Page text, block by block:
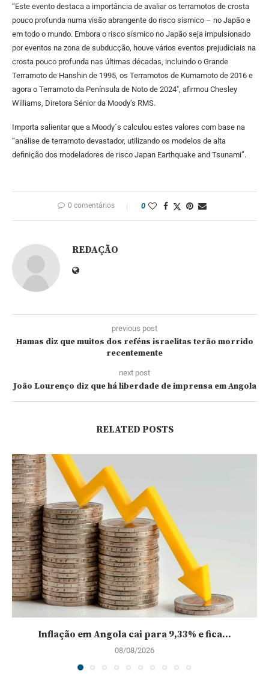
“Este evento destaca a importância de avaliar os terramotos de crosta
pouco profunda numa visão abrangente do risco sísmico – no Japão e
em todo o mundo. Embora o risco sísmico no Japão seja impulsionado
por eventos na zona de subducção, houve vários eventos prejudiciais na
crosta pouco profunda nas últimas décadas, incluindo o Grande
Terramoto de Hanshin de 1995, os Terramotos de Kumamoto de 2016 e
agora o Terramoto da Península de Noto de 2024″, afirmou Chesley
Williams, Diretora Sénior da Moody’s RMS.
Importa salientar que a Moody´s calculou estes valores com base na
“análise de terramoto devastador, utilizando os modelos de alta
definição dos modeladores de risco Japan Earthquake and Tsunami”.
0 comentários 0
REDAÇÃO
previous post
Hamas diz que muitos dos reféns israelitas terão morrido
recentemente
next post
João Lourenço diz que há liberdade de imprensa em Angola
RELATED POSTS
Inflação em Angola cai para 9,33% e fica...
08/08/2026